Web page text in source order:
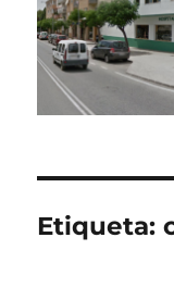
Etiqueta: